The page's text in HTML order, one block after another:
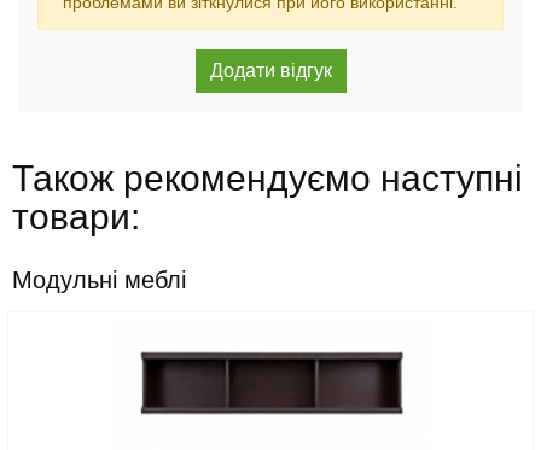
Також рекомендуємо наступні
товари:
Модульні меблі